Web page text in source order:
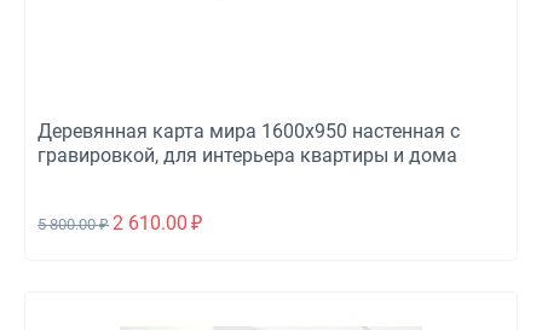
Деревянная карта мира 1600x950 настенная с
гравировкой, для интерьера квартиры и дома
5 800.00 ₽ 2 610.00 ₽